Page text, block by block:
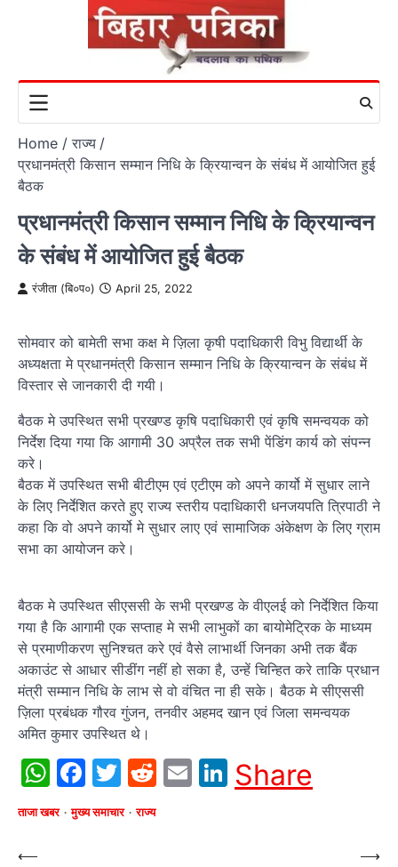
Home
राज्य
प्रधानमंत्री किसान सम्मान निधि के क्रियान्वन के संबंध में आयोजित हुई
बैठक
प्रधानमंत्री किसान सम्मान निधि के क्रियान्वन
के संबंध में आयोजित हुई बैठक
रंजीता (बि०प०) April 25, 2022
सोमवार को बामेती सभा कक्ष मे ज़िला कृषी पदाधिकारी विभु विद्यार्थी के
अध्यक्षता मे प्रधानमंत्री किसान सम्मान निधि के क्रियान्वन के संबंध में
विस्तार से जानकारी दी गयी।
बैठक मे उपस्थित सभी प्रखण्ड कृषि पदाधिकारी एवं कृषि समन्वयक को
निर्देश दिया गया कि आगामी 30 अप्रैल तक सभी पेंडिंग कार्य को संपन्न
करे।
बैठक में उपस्थित सभी बीटीएम एवं एटीएम को अपने कार्यो में सुधार लाने
के लिए निर्देशित करते हुए राज्य स्तरीय पदाधिकारी धनजयपति त्रिपाठी ने
कहा कि वो अपने कार्यो मे सुधार लाए एवं सामाजिक अंकेक्षण के लिए ग्राम
सभा का आयोजन करे।
बैठक मे उपस्थित सीएससी के सभी प्रखण्ड के वीएलई को निर्देशित किया
गया है कि आगामी एक सप्ताह मे सभी लाभुकों का बायोमेट्रिक के माध्यम
से प्रमाणीकरण सुनिश्चत करे एवं वैसे लाभार्थी जिनका अभी तक बैंक
अकाउंट से आधार सीडींग नहीं हो सका है, उन्हें चिन्हित करे ताकि प्रधान
मंत्री सम्मान निधि के लाभ से वो वंचित ना ही सके। बैठक मे सीएससी
ज़िला प्रबंधक गौरव गुंजन, तनवीर अहमद खान एवं जिला समन्वयक
अमित कुमार उपस्थित थे।
WhatsApp
Facebook
Twitter
Reddit
EmailLinkedIn
Share
ताजा खबर मुख्य समाचार राज्य
Post
⟵
⟶